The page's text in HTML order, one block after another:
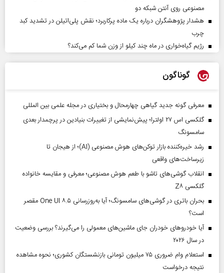
مصنوعی روی آنتن شبکه دو
هشدار پژوهشگران درباره یک ماده پرکاربرد؛ نقش پلی‌اتیلن در تشدید کبد
چرب
رژیم گیاه‌خواری در ماه چند کیلو از وزن شما کم می‌کند؟
گوناگون
معرفی گونه جدید گیاهی چهارمحال و بختیاری در مجله علمی بین المللی
گلکسی اس ۲۷ اولترا؛ پیش‌نمایشی از تغییرات بنیادین در پرچمدار بعدی
سامسونگ
رشد خیره‌کننده بازار توکن‌های هوش مصنوعی (AI)؛ از هیجان تا
زیرساخت‌های واقعی
انقلاب گوشی‌های تاشو‌ با طعم هوش مصنوعی؛ معرفی و مقایسه خانواده
گلکسی Z۸
بحران باتری در گوشی‌های سامسونگ؛ آیا به‌روزرسانی One UI ۸.۵ مقصر
است؟
آیا خودروهای خودران جای ماشین‌های معمولی را می‌گیرند؟ بررسی وضعیت
در سال ۲۰۲۶
استعلام وام ضروری ۷۵ میلیون تومانی بازنشستگان کشوری؛ نحوه مشاهده
نتیجه درخواست